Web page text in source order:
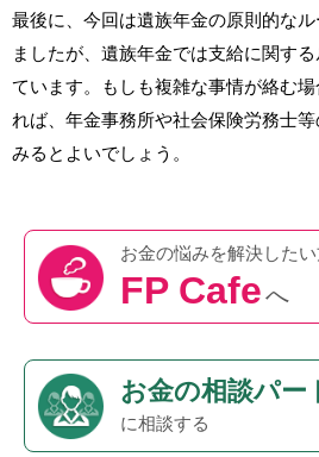
最後に、今回は遺族年金の原則的な
ましたが、遺族年金では支給に関す
ています。もしも複雑な事情が絡む
れば、年金事務所や社会保険労務士
みるとよいでしょう。
お金の悩みを解決した
FP Cafeへ
お金の相談パー
に相談する